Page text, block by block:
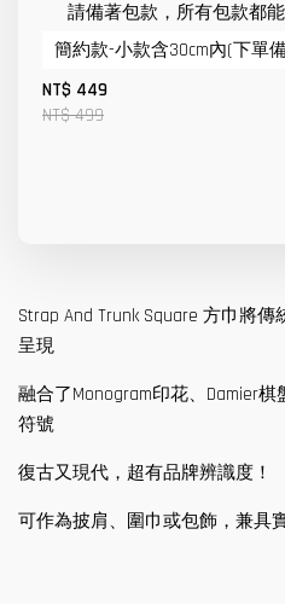
請備著包款，所有包款都
NT$ 449
NT$ 499
Strap And Trunk Square 方巾將
呈現
融合了Monogram印花、Damier
符號
復古又現代，超有品牌辨識度！
可作為披肩、圍巾或包飾，兼具